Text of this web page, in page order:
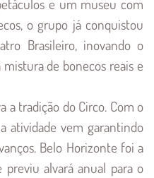
e um museu com
o grupo já conquistou
Brasileiro, inovando o
de bonecos reais e
a tradição do Circo. Com o
atividade vem garantindo
Belo Horizonte foi a
alvará anual para o